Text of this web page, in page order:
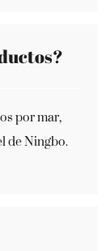
por mar,
de Ningbo.